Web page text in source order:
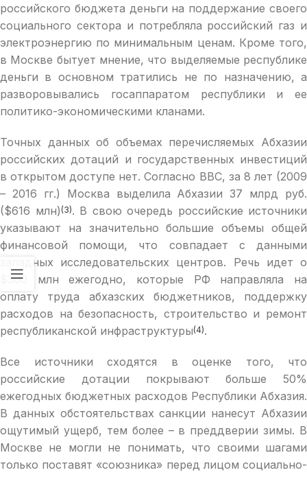
российского бюджета деньги на поддержание своего
социального сектора и потребляла российский газ и
электроэнергию по минимальным ценам. Кроме того,
в Москве бытует мнение, что выделяемые республике
деньги в основном тратились не по назначению, а
разворовывались госаппаратом республики и ее
политико-экономическими кланами.
Точных данных об объемах перечисляемых Абхазии
российских дотаций и государственных инвестиций
в открытом доступе нет. Согласно ВВС, за 8 лет (2009
– 2016 гг.) Москва выделила Абхазии 37 млрд руб.
($616 млн) (3). В свою очередь российские источники
указывают на значительно большие объемы общей
финансовой помощи, что совпадает с данными
западных исследовательских центров. Речь идет о
$300 млн ежегодно, которые РФ направляла на
оплату труда абхазских бюджетников, поддержку
расходов на безопасность, строительство и ремонт
республиканской инфраструктуры(4).
Все источники сходятся в оценке того, что
российские дотации покрывают больше 50%
ежегодных бюджетных расходов Республики Абхазия.
В данных обстоятельствах санкции нанесут Абхазии
ощутимый ущерб, тем более – в преддверии зимы. В
Москве не могли не понимать, что своими шагами
только поставят «союзника» перед лицом социально-